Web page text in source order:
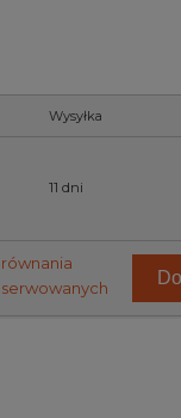
Wysyłka
11 dni